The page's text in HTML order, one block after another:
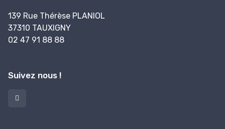
139 Rue Thérèse PLANIOL
37310 TAUXIGNY
02 47 91 88 88
Suivez nous !